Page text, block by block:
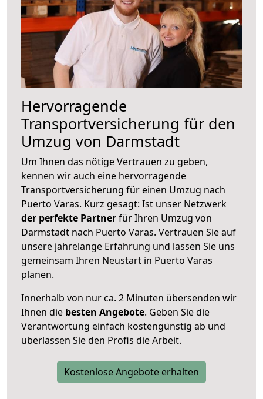
Hervorragende
Transportversicherung für den
Umzug von Darmstadt
Um Ihnen das nötige Vertrauen zu geben,
kennen wir auch eine hervorragende
Transportversicherung für einen Umzug nach
Puerto Varas. Kurz gesagt: Ist unser Netzwerk
der perfekte Partnerfür Ihren Umzug von
Darmstadt nach Puerto Varas. Vertrauen Sie auf
unsere jahrelange Erfahrung und lassen Sie uns
gemeinsam Ihren Neustart in Puerto Varas
planen.
Innerhalb von nur ca. 2 Minuten übersenden wir
Ihnen die besten Angebote. Geben Sie die
Verantwortung einfach kostengünstig ab und
überlassen Sie den Profis die Arbeit.
Kostenlose Angebote erhalten